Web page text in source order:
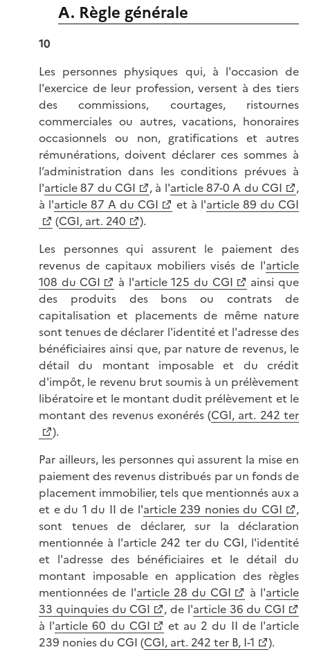
A. Règle générale
10
Les personnes physiques qui, à l'occasion de
l'exercice de leur profession, versent à des tiers
des commissions, courtages, ristournes
commerciales ou autres, vacations, honoraires
occasionnels ou non, gratifications et autres
rémunérations, doivent déclarer ces sommes à
l’administration dans les conditions prévues à
l'article 87 du CGI , à l'article 87-0 A du CGI
,
à l'article 87 A du CGI et à l'article 89 du CGI
(CGI, art. 240
).
Les personnes qui assurent le paiement des
revenus de capitaux mobiliers visés de l'article
108 du CGI
à l'article 125 du CGI
ainsi que
des produits des bons ou contrats de
capitalisation et placements de même nature
sont tenues de déclarer l'identité et l'adresse des
bénéficiaires ainsi que, par nature de revenus, le
détail du montant imposable et du crédit
d'impôt, le revenu brut soumis à un prélèvement
libératoire et le montant dudit prélèvement et le
montant des revenus exonérés (CGI, art. 242 ter
).
Par ailleurs, les personnes qui assurent la mise en
paiement des revenus distribués par un fonds de
placement immobilier, tels que mentionnés aux a
et e du 1 du II de l'article 239 nonies du CGI
,
sont tenues de déclarer, sur la déclaration
mentionnée à l'article 242 ter du CGI, l'identité
et l'adresse des bénéficiaires et le détail du
montant imposable en application des règles
mentionnées de l'article 28 du CGI à l'article
33 quinquies du CGI
, de l'article 36 du CGI
à l'article 60 du CGI
et au 2 du II de l'article
239 nonies du CGI (CGI, art. 242 ter B, I-1
).